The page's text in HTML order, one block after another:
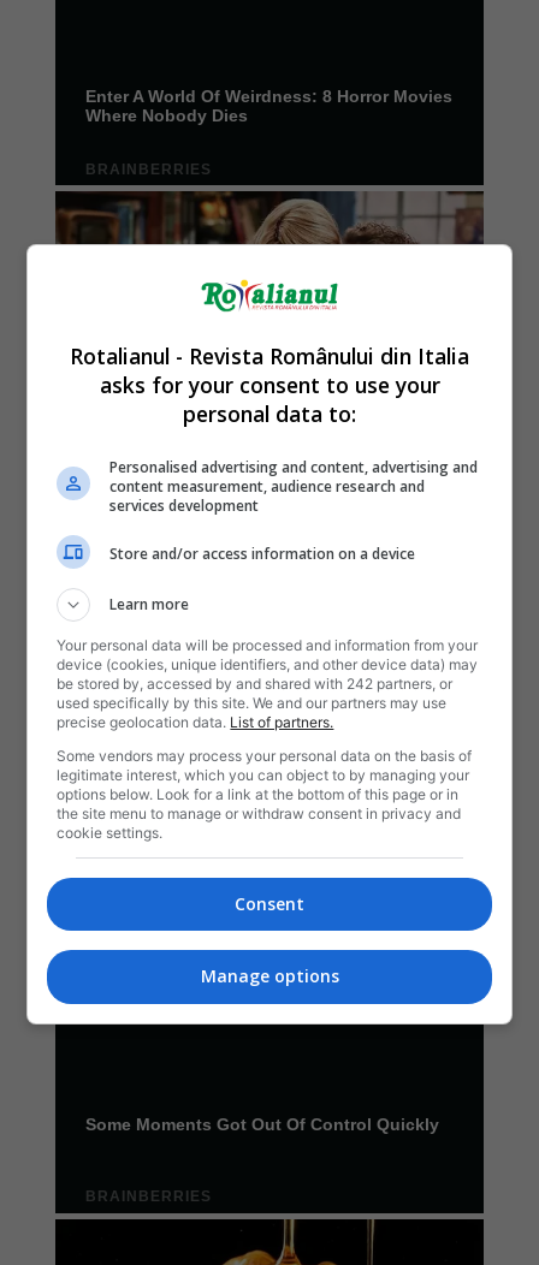
Rotalianul - Revista Românului din Italia
asks for your consent to use your
personal data to:
Personalised advertising and content, advertising and
content measurement, audience research and
services development
Store and/or access information on a device
Learn more
Your personal data will be processed and information from your
device (cookies, unique identifiers, and other device data) may
be stored by, accessed by and shared with 242 partners, or
used specifically by this site. We and our partners may use
precise geolocation data. List of partners.
Some vendors may process your personal data on the basis of
legitimate interest, which you can object to by managing your
options below. Look for a link at the bottom of this page or in
the site menu to manage or withdraw consent in privacy and
cookie settings.
Consent
Manage options